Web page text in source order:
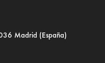
Madrid (España)